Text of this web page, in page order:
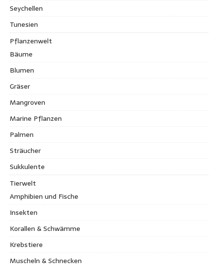
Seychellen
Tunesien
Pflanzenwelt
Bäume
Blumen
Gräser
Mangroven
Marine Pflanzen
Palmen
Sträucher
Sukkulente
Tierwelt
Amphibien und Fische
Insekten
Korallen & Schwämme
Krebstiere
Muscheln & Schnecken